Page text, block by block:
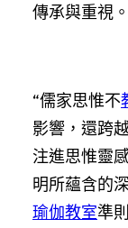
傳承與重視。
“儒家思惟不
影響，還跨
注進思惟靈
明所蘊含的
瑜伽教室準